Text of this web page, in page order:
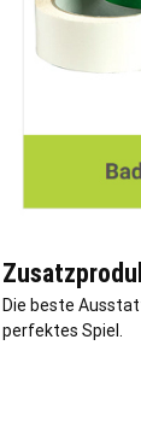
Die beste
perfektes Spiel.